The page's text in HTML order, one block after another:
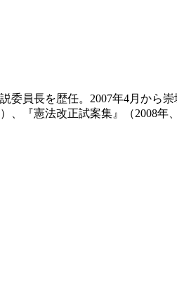
員長を歴任。2007年4月から
、『憲法改正試案集』（2008年